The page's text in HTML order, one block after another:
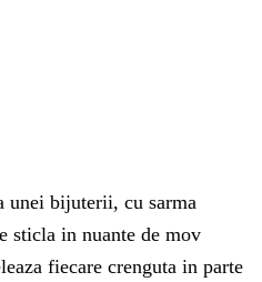
unei bijuterii, cu sarma
sticla in nuante de mov
fiecare crenguta in parte